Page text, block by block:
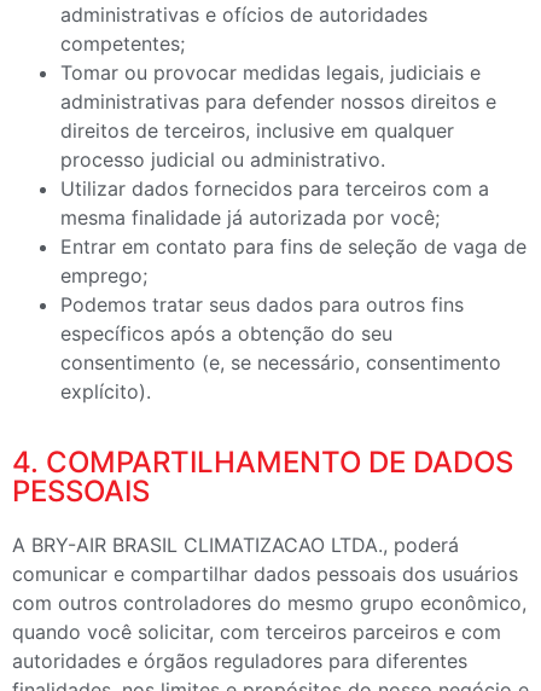
administrativas e ofícios de autoridades
competentes;
Tomar ou provocar medidas legais, judiciais e
administrativas para defender nossos direitos e
direitos de terceiros, inclusive em qualquer
processo judicial ou administrativo.
Utilizar dados fornecidos para terceiros com a
mesma finalidade já autorizada por você;
Entrar em contato para fins de seleção de vaga de
emprego;
Podemos tratar seus dados para outros fins
específicos após a obtenção do seu
consentimento (e, se necessário, consentimento
explícito).
4. COMPARTILHAMENTO DE DADOS
PESSOAIS
A BRY-AIR BRASIL CLIMATIZACAO LTDA., poderá
comunicar e compartilhar dados pessoais dos usuários
com outros controladores do mesmo grupo econômico,
quando você solicitar, com terceiros parceiros e com
autoridades e órgãos reguladores para diferentes